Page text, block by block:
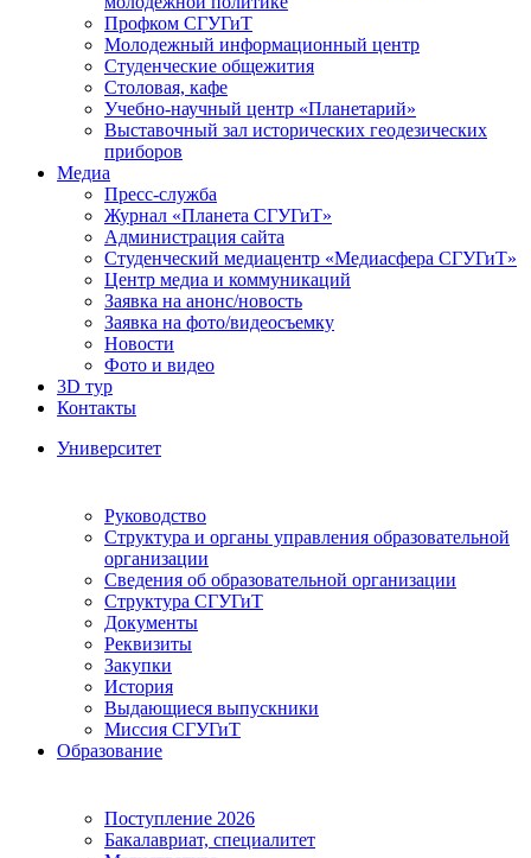
Профком СГУГиТ
Молодежный информационный центр
Студенческие общежития
Столовая, кафе
Учебно-научный центр «Планетарий»
Выставочный зал исторических геодезических
приборов
Медиа
Пресс-служба
Журнал «Планета СГУГиТ»
Администрация сайта
Студенческий медиацентр «Медиасфера СГУГиТ»
Центр медиа и коммуникаций
Заявка на анонс/новость
Заявка на фото/видеосъемку
Новости
Фото и видео
3D тур
Контакты
Университет
Руководство
Структура и органы управления образовательной
организации
Сведения об образовательной организации
Структура СГУГиТ
Документы
Реквизиты
Закупки
История
Выдающиеся выпускники
Миссия СГУГиТ
Образование
Поступление 2026
Бакалавриат, специалитет